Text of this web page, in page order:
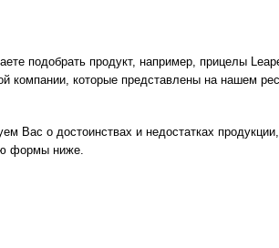
подобрать продукт, например, прицелы
компании, которые представлены на нашем
Вас о достоинствах и недостатках
формы ниже.